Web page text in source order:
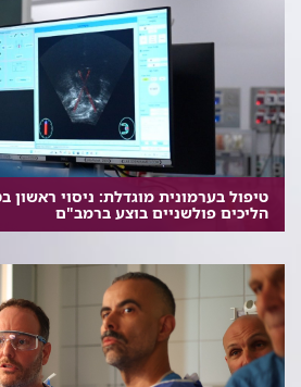
טיפול בערמונית מוגדלת: ניסוי ראשון
הליכים פולשניים בוצע ברמב"ם